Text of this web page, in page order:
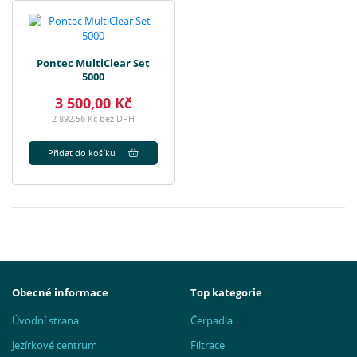
Pontec MultiClear Set
5000
3 500,00 Kč
2 892,56 Kč bez DPH
Přidat do košíku
Obecné informace
Úvodní strana
Jezírkové centrum
Top kategorie
Čerpadla
Filtrace